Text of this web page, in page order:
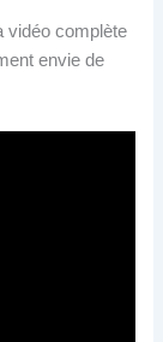
vidéo complète
envie de